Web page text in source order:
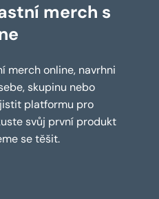
merch s
merch online, navrhni
skupinu nebo
platformu pro
svůj první produkt
se těšit.